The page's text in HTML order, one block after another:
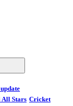
Stars Cricket